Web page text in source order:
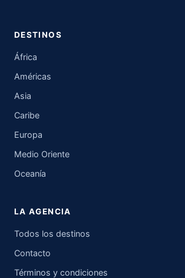
DESTINOS
África
Américas
Asia
Caribe
Europa
Medio Oriente
Oceanía
LA AGENCIA
Todos los destinos
Contacto
Términos y condiciones